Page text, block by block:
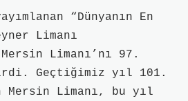
“Dünyanın En
Limanı
Limanı’nı 97.
Geçtiğimiz yıl 101.
Mersin Limanı, bu yıl